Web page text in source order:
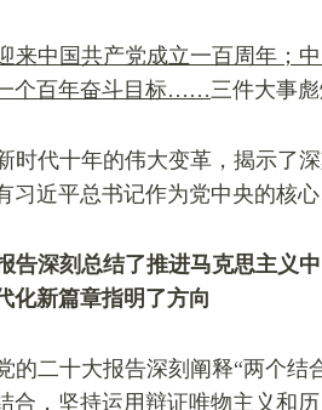
来中国共产党成立一百周年；
个百年奋斗目标……三件大事
时代十年的伟大变革，揭示了
习近平总书记作为党中央的核
告深刻总结了推进马克思主义
化新篇章指明了方向
的二十大报告深刻阐释“两个结
合，坚持运用辩证唯物主义和